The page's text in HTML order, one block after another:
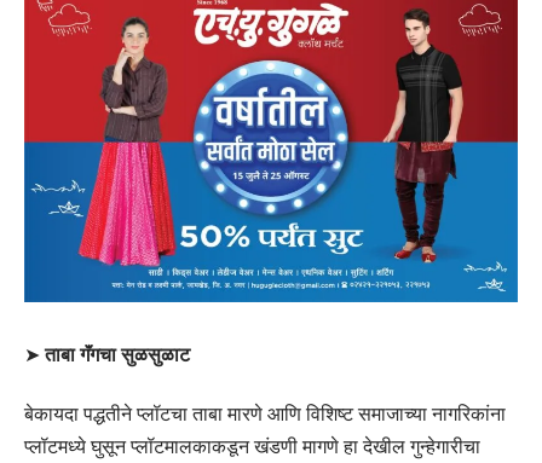
➤ताबा गॅंगचा सुळसुळाट
बेकायदा पद्धतीने प्लॉटचा ताबा मारणे आणि विशिष्ट समाजाच्या नागरिकांना
प्लॉटमध्ये घुसून प्लॉटमालकाकडून खंडणी मागणे हा देखील गुन्हेगारीचा